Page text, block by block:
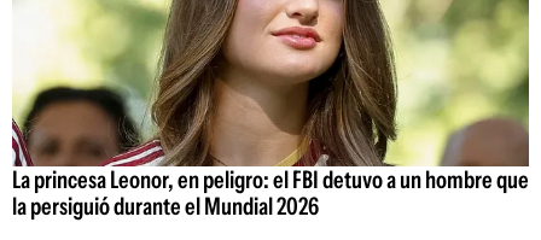
La princesa Leonor, en peligro: el FBI detuvo a un hombre que
la persiguió durante el Mundial 2026